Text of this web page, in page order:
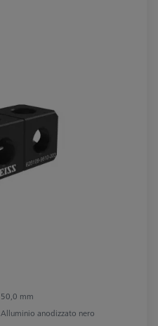
50,0 mm
Alluminio anodizzato nero